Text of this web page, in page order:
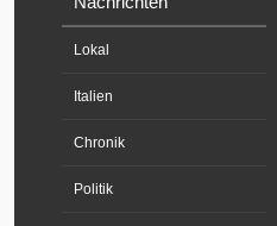
Lokal
Italien
Chronik
Politik